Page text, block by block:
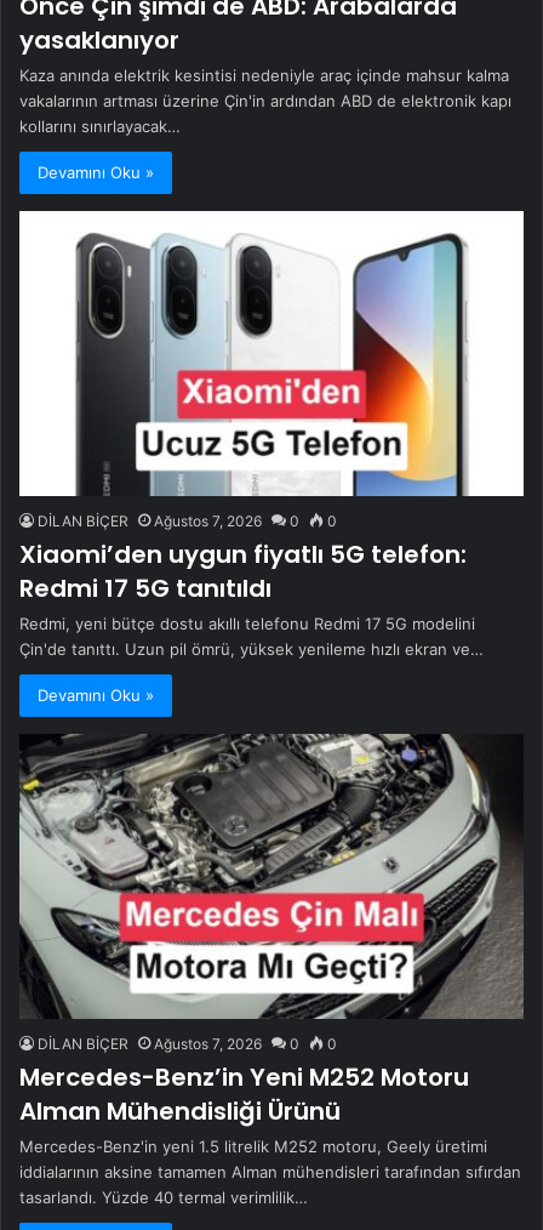
yasaklanıyor
Kaza anında elektrik kesintisi nedeniyle araç içinde mahsur kalma
vakalarının artması üzerine Çin'in ardından ABD de elektronik kapı
kollarını sınırlayacak…
Devamını Oku »
DİLAN BİÇER Ağustos 7, 2026 0 0
Xiaomi’den uygun fiyatlı 5G telefon:
Redmi 17 5G tanıtıldı
Redmi, yeni bütçe dostu akıllı telefonu Redmi 17 5G modelini
Çin'de tanıttı. Uzun pil ömrü, yüksek yenileme hızlı ekran ve…
Devamını Oku »
DİLAN BİÇER Ağustos 7, 2026 0 0
Mercedes-Benz’in Yeni M252 Motoru
Alman Mühendisliği Ürünü
Mercedes-Benz'in yeni 1.5 litrelik M252 motoru, Geely üretimi
iddialarının aksine tamamen Alman mühendisleri tarafından sıfırdan
tasarlandı. Yüzde 40 termal verimlilik…